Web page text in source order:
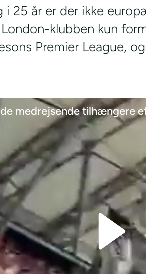
i 25 år er der ikke
London-klubben kun
Premier League,
medrejsende tilhængere